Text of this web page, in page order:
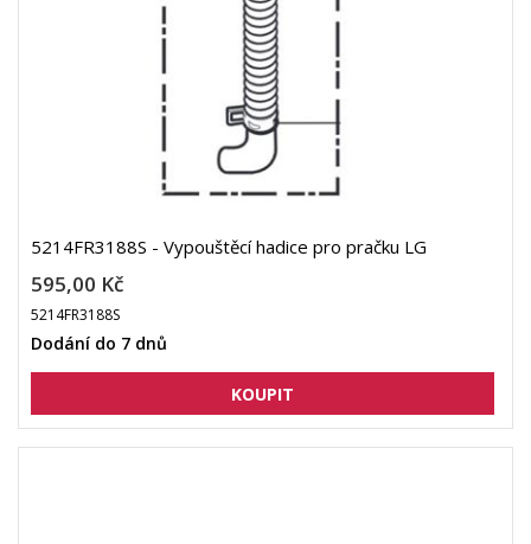
5214FR3188S - Vypouštěcí hadice pro pračku LG
595,00 Kč
5214FR3188S
Dodání do 7 dnů